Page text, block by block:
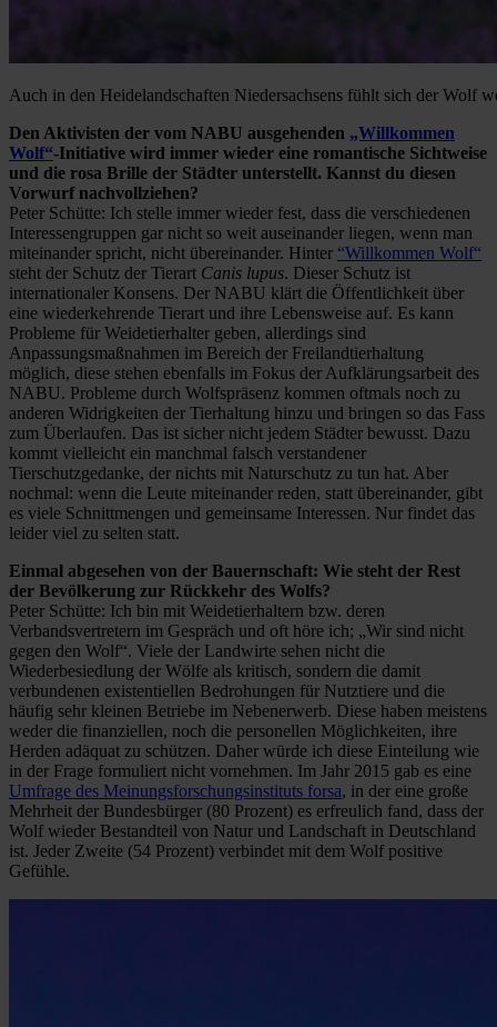
Auch in den Heidelandschaften Niedersachsens fühlt sich der Wolf
Den Aktivisten der vom NABU ausgehenden „Willkommen
Wolf“-Initiative wird immer wieder eine romantische Sichtweise
und die rosa Brille der Städter unterstellt. Kannst du diesen
Vorwurf nachvollziehen?
Peter Schütte: Ich stelle immer wieder fest, dass die verschiedenen
Interessengruppen gar nicht so weit auseinander liegen, wenn man
miteinander spricht, nicht übereinander. Hinter “Willkommen Wolf“
steht der Schutz der Tierart Canis lupus. Dieser Schutz ist
internationaler Konsens. Der NABU klärt die Öffentlichkeit über
eine wiederkehrende Tierart und ihre Lebensweise auf. Es kann
Probleme für Weidetierhalter geben, allerdings sind
Anpassungsmaßnahmen im Bereich der Freilandtierhaltung
möglich, diese stehen ebenfalls im Fokus der Aufklärungsarbeit des
NABU. Probleme durch Wolfspräsenz kommen oftmals noch zu
anderen Widrigkeiten der Tierhaltung hinzu und bringen so das Fass
zum Überlaufen. Das ist sicher nicht jedem Städter bewusst. Dazu
kommt vielleicht ein manchmal falsch verstandener
Tierschutzgedanke, der nichts mit Naturschutz zu tun hat. Aber
nochmal: wenn die Leute miteinander reden, statt übereinander, gibt
es viele Schnittmengen und gemeinsame Interessen. Nur findet das
leider viel zu selten statt.
Einmal abgesehen von der Bauernschaft: Wie steht der Rest
der Bevölkerung zur Rückkehr des Wolfs?
Peter Schütte: Ich bin mit Weidetierhaltern bzw. deren
Verbandsvertretern im Gespräch und oft höre ich; „Wir sind nicht
gegen den Wolf“. Viele der Landwirte sehen nicht die
Wiederbesiedlung der Wölfe als kritisch, sondern die damit
verbundenen existentiellen Bedrohungen für Nutztiere und die
häufig sehr kleinen Betriebe im Nebenerwerb. Diese haben meistens
weder die finanziellen, noch die personellen Möglichkeiten, ihre
Herden adäquat zu schützen. Daher würde ich diese Einteilung wie
in der Frage formuliert nicht vornehmen. Im Jahr 2015 gab es eine
Umfrage des Meinungsforschungsinstituts forsa, in der eine große
Mehrheit der Bundesbürger (80 Prozent) es erfreulich fand, dass der
Wolf wieder Bestandteil von Natur und Landschaft in Deutschland
ist. Jeder Zweite (54 Prozent) verbindet mit dem Wolf positive
Gefühle.